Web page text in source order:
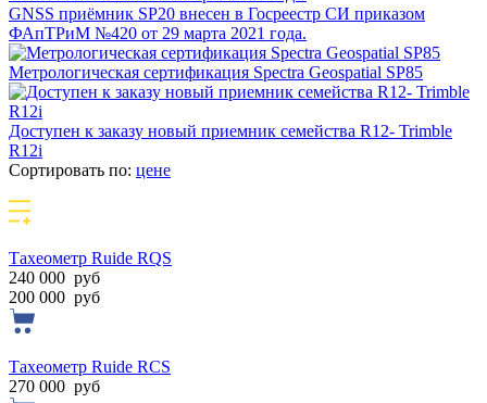
GNSS приёмник SP20 внесен в Госреестр СИ приказом
ФАпТРиМ №420 от 29 марта 2021 года.
Метрологическая сертификация Spectra Geospatial SP85
Доступен к заказу новый приемник семейства R12- Trimble
R12i
Сортировать по: цене
Тахеометр Ruide RQS
240 000 руб
200 000 руб
Тахеометр Ruide RСS
270 000 руб